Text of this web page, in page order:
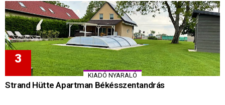
KIADÓ NYARALÓ
Strand Hütte Apartman Békésszentandrás